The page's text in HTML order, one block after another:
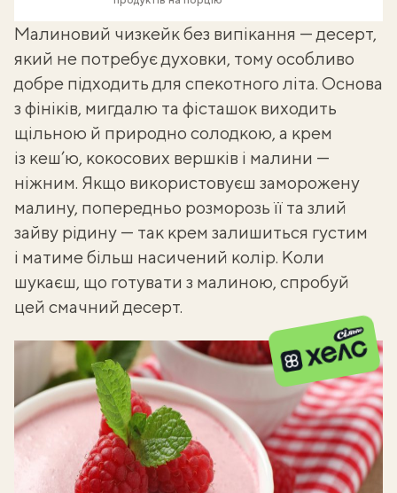
Малиновий чизкейк без випікання — десерт,
який не потребує духовки, тому особливо
добре підходить для спекотного літа. Основа
з фініків, мигдалю та фісташок виходить
щільною й природно солодкою, а крем
із кеш’ю, кокосових вершків і малини —
ніжним. Якщо використовуєш заморожену
малину, попередньо розморозь її та злий
зайву рідину — так крем залишиться густим
і матиме більш насичений колір. Коли
шукаєш, що готувати з малиною, спробуй
цей смачний десерт.